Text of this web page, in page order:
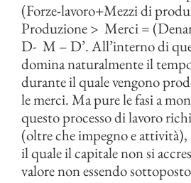
(Forze-lavoro+Mezzi di
Produzione > Merci =
D- M – D’. All’interno di
domina naturalmente il
durante il quale vengono
le merci. Ma pure le fasi a
questo processo di lavoro
(oltre che impegno e
il quale il capitale non si
valore non essendo